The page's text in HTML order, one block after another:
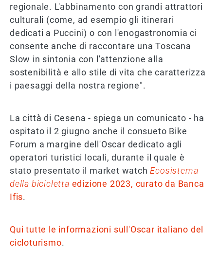
regionale. L'abbinamento con grandi attrattori
culturali (come, ad esempio gli itinerari
dedicati a Puccini) o con l'enogastronomia ci
consente anche di raccontare una Toscana
Slow in sintonia con l'attenzione alla
sostenibilità e allo stile di vita che caratterizza
i paesaggi della nostra regione".
La città di Cesena - spiega un comunicato - ha
ospitato il 2 giugno anche il consueto Bike
Forum a margine dell'Oscar dedicato agli
operatori turistici locali, durante il quale è
stato presentato il market watchEcosistema
della bicicletta edizione 2023, curato da Banca
Ifis.
Qui tutte le informazioni sull'Oscar italiano del
cicloturismo.